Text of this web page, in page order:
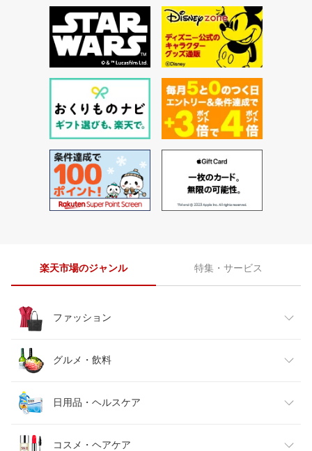
楽天市場のジャンル 特集・サービス
ファッション
レディースファッション
メンズファッション
キッズファッション
グルメ・飲料
食品
スイーツ・お菓子
日用品・ヘルスケア
日用品雑貨・文房具・手芸
コスメ・ヘアケア